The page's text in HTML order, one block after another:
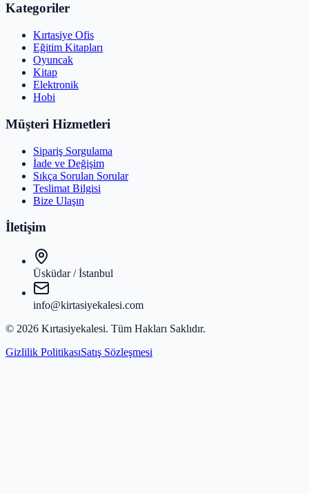
Kategoriler
Kırtasiye Ofis
Eğitim Kitapları
Oyuncak
Kitap
Elektronik
Hobi
Müşteri Hizmetleri
Sipariş Sorgulama
İade ve Değişim
Sıkça Sorulan Sorular
Teslimat Bilgisi
Bize Ulaşın
İletişim
Üsküdar / İstanbul
info@kirtasiyekalesi.com
© 2026 Kırtasiyekalesi. Tüm Hakları Saklıdır.
Gizlilik PolitikasıSatış Sözleşmesi